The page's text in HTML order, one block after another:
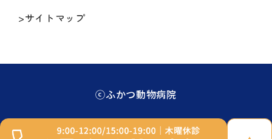
>サイトマップ
ⓒふかつ動物病院